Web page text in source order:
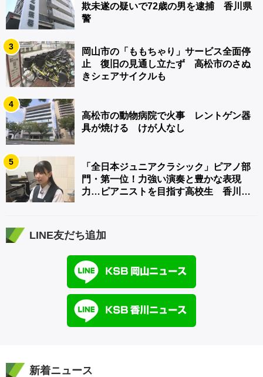
欺未遂の疑いで72歳の男を逮捕 香川県
警
3
岡山市の「ももちゃり」サービス全面停
止 復旧の見通し立たず 高松市のさぬ
きシェアサイクルも
4
高松市の動物病院で火事 レントゲン器
具が焼ける けが人なし
5
「全日本ジュニアクラシック」ピアノ部
門・第一位！力強い演奏と豊かな表現
力…ピアニストを目指す高校生 香川
LINE友だち追加
新着ニュース